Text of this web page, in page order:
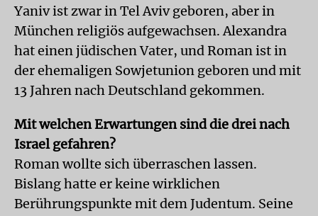
Yaniv ist zwar in Tel Aviv geboren, aber in
München religiös aufgewachsen. Alexandra
hat einen jüdischen Vater, und Roman ist in
der ehemaligen Sowjetunion geboren und mit
13 Jahren nach Deutschland gekommen.
Mit welchen Erwartungen sind die drei nach
Israel gefahren?
Roman wollte sich überraschen lassen.
Bislang hatte er keine wirklichen
Berührungspunkte mit dem Judentum. Seine